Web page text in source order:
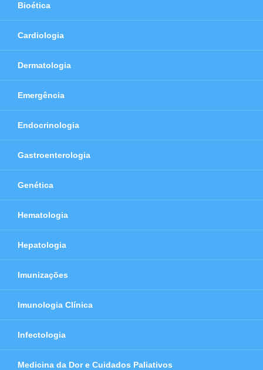
Bioética
Cardiologia
Dermatologia
Emergência
Endocrinologia
Gastroenterologia
Genética
Hematologia
Hepatologia
Imunizações
Imunologia Clínica
Infectologia
Medicina da Dor e Cuidados Paliativos